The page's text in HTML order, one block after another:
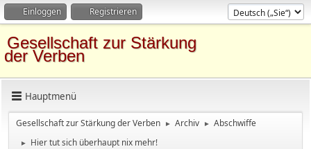
Einloggen Registrieren
Gesellschaft zur Stärkung
der Verben
Hauptmenü
Gesellschaft zur Stärkung der Verben ► Archiv ► Abschwiffe
► Hier tut sich überhaupt nix mehr!